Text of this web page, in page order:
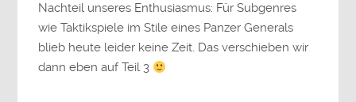
Nachteil unseres Enthusiasmus: Für Subgenres
wie Taktikspiele im Stile eines Panzer Generals
blieb heute leider keine Zeit. Das verschieben wir
dann eben auf Teil 3